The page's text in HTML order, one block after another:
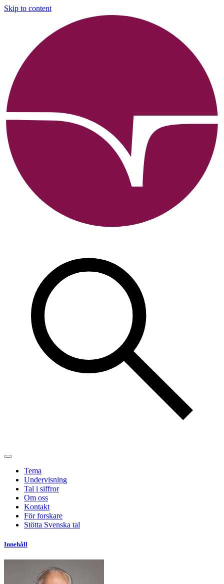
Skip to content
Tema
Undervisning
Tal i siffror
Om oss
Kontakt
För forskare
Stötta Svenska tal
Innehåll